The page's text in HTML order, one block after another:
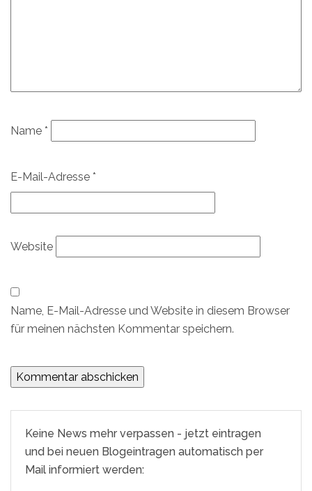
Name *
E-Mail-Adresse *
Website
Name, E-Mail-Adresse und Website in diesem Browser
für meinen nächsten Kommentar speichern.
Keine News mehr verpassen - jetzt eintragen
und bei neuen Blogeintragen automatisch per
Mail informiert werden: